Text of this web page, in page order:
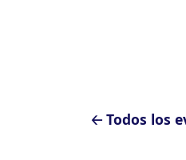
🡠 Todos los